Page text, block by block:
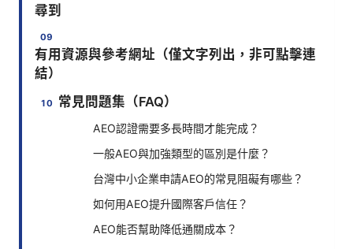
尋到
有用資源與參考網址（僅文字列出，非可點擊連
結）
常見問題集（FAQ）
AEO認證需要多長時間才能完成？
一般AEO與加強類型的區別是什麼？
台灣中小企業申請AEO的常見阻礙有哪些？
如何用AEO提升國際客戶信任？
AEO能否幫助降低通關成本？